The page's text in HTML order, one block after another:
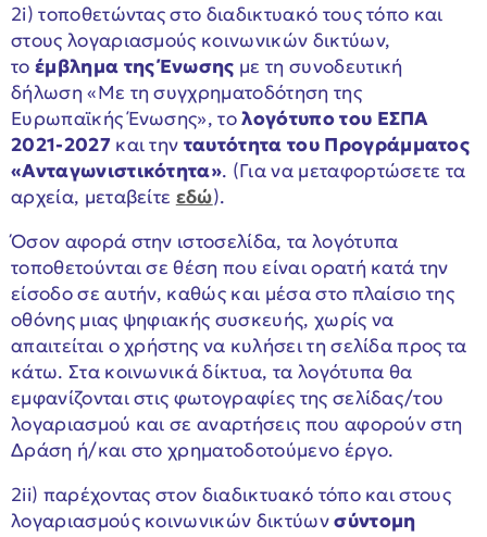
2i) τοποθετώντας στο διαδικτυακό τους τόπο και
στους λογαριασμούς κοινωνικών δικτύων,
το έμβλημα της Ένωσης με τη συνοδευτική
δήλωση «Με τη συγχρηματοδότηση της
Ευρωπαϊκής Ένωσης», τολογότυπο του ΕΣΠΑ
2021-2027και την ταυτότητα του Προγράμματος
«Ανταγωνιστικότητα». (Για να μεταφορτώσετε τα
αρχεία, μεταβείτε εδώ).
Όσον αφορά στην ιστοσελίδα, τα λογότυπα
τοποθετούνται σε θέση που είναι ορατή κατά την
είσοδο σε αυτήν, καθώς και μέσα στο πλαίσιο της
οθόνης μιας ψηφιακής συσκευής, χωρίς να
απαιτείται ο χρήστης να κυλήσει τη σελίδα προς τα
κάτω. Στα κοινωνικά δίκτυα, τα λογότυπα θα
εμφανίζονται στις φωτογραφίες της σελίδας/του
λογαριασμού και σε αναρτήσεις που αφορούν στη
Δράση ή/και στο χρηματοδοτούμενο έργο.
2ii) παρέχοντας στον διαδικτυακό τόπο και στους
λογαριασμούς κοινωνικών δικτύωνσύντομη